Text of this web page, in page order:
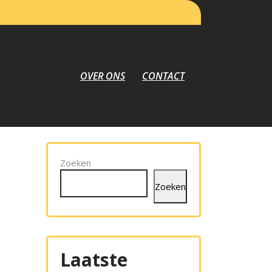
OVER ONS CONTACT
Zoeken
Zoeken
Laatste